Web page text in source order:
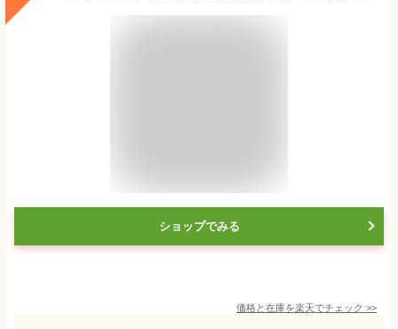
ショップでみる
価格と在庫を楽天でチェック >>